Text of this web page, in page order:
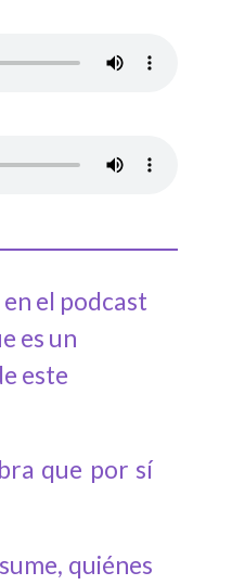
el podcast
es un
este
que por sí
quiénes